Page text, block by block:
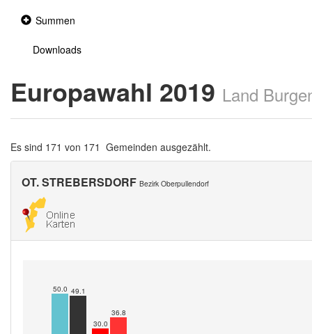
Collapsed
Summen
Downloads
Europawahl 2019 Land
Es sind 171 von 171 Gemeinden ausgezählt.
OT. STREBERSDORF Bezirk Oberpullendorf
50.0 49.1
30.0
36.8